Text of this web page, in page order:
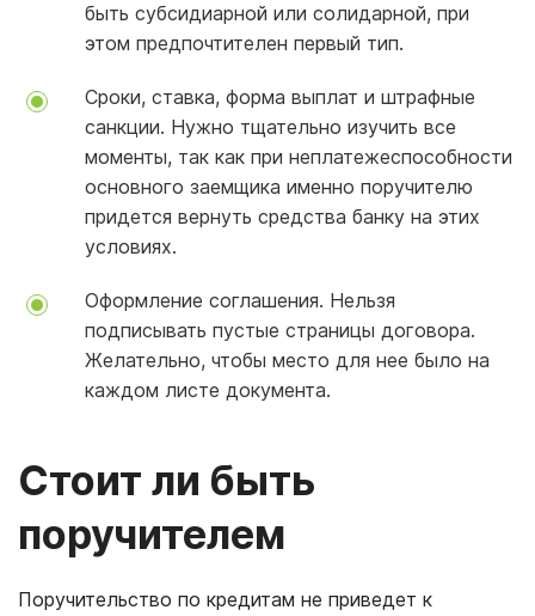
быть субсидиарной или солидарной, при
этом предпочтителен первый тип.
Сроки, ставка, форма выплат и штрафные
санкции. Нужно тщательно изучить все
моменты, так как при неплатежеспособности
основного заемщика именно поручителю
придется вернуть средства банку на этих
условиях.
Оформление соглашения. Нельзя
подписывать пустые страницы договора.
Желательно, чтобы место для нее было на
каждом листе документа.
Стоит ли быть
поручителем
Поручительство по кредитам не приведет к